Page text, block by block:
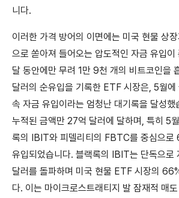
니다.
이러한 가격 방어의 이면에는 미국 현물 상
으로 쏟아져 들어오는 압도적인 자금 유입
달 동안에만 무려 1만 9천 개의 비트코인을
달러의 순유입을 기록한 ETF 시장은, 5월
속 자금 유입이라는 엄청난 대기록을 달성
누적된 금액만 27억 달러에 달하며, 특히 5
록의 IBIT와 피델리티의 FBTC를 중심으
유입되었습니다. 블랙록의 IBIT는 단독으로
달러를 돌파하며 미국 현물 ETF 시장의
다. 이는 마이크로스트래티지 발 잠재적 매